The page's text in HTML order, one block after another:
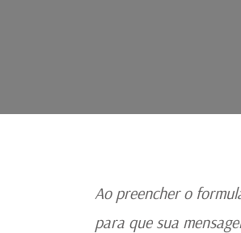
Ao preencher o
para que sua